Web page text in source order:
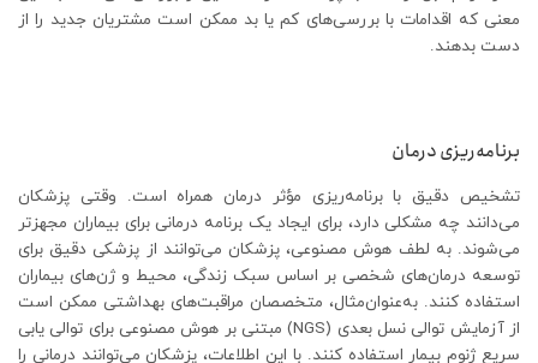
معنی که اقدامات با بررسی‌های کم یا بد ممکن است مشتریان جدید را از
دست بدهند.
برنامه‌ریزی درمان
تشخیص دقیق با برنامه‌ریزی مؤثر درمان همراه است. وقتی پزشکان
می‌دانند چه مشکلی دارد، برای ایجاد یک برنامه درمانی برای بیماران مجهزتر
می‌شوند. به لطف هوش مصنوعی، پزشکان می‌توانند از پزشکی دقیق برای
توسعه درمان‌های شخصی بر اساس سبک زندگی، محیط و ژن‌های بیماران
استفاده کنند. به‌عنوان‌مثال، متخصصان مراقبت‌های بهداشتی ممکن است
از آزمایش توالی نسل بعدی (NGS) مبتنی بر هوش مصنوعی برای توالی یابی
سریع ژنوم بیمار استفاده کنند. با این اطلاعات، پزشکان می‌توانند درمانی را